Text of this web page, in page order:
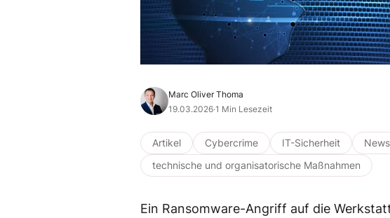
Marc Oliver Thoma
19.03.2026·1 Min Lesezeit
Artikel Cybercrime IT-Sicherheit
News
technische und organisatorische Maßnahmen
Ein Ransomware-Angriff auf die